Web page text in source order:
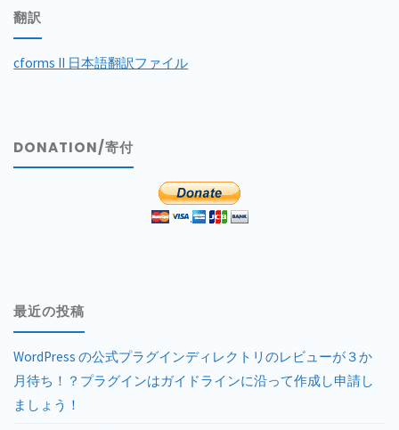
翻訳
cforms II 日本語翻訳ファイル
DONATION/寄付
最近の投稿
WordPress の公式プラグインディレクトリのレビューが３か
月待ち！？プラグインはガイドラインに沿って作成し申請し
ましょう！